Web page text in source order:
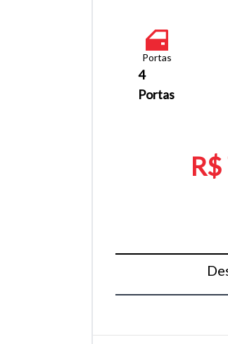
Portas
4
Portas